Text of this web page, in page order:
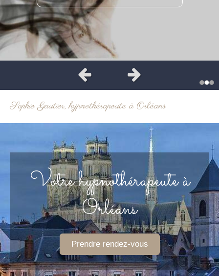
Slide précédentSlide suivant
Sophie Gautier, hypnothérapeute à Orléans
Votre hypnothérapeute à
Orléans
Prendre rendez-vous